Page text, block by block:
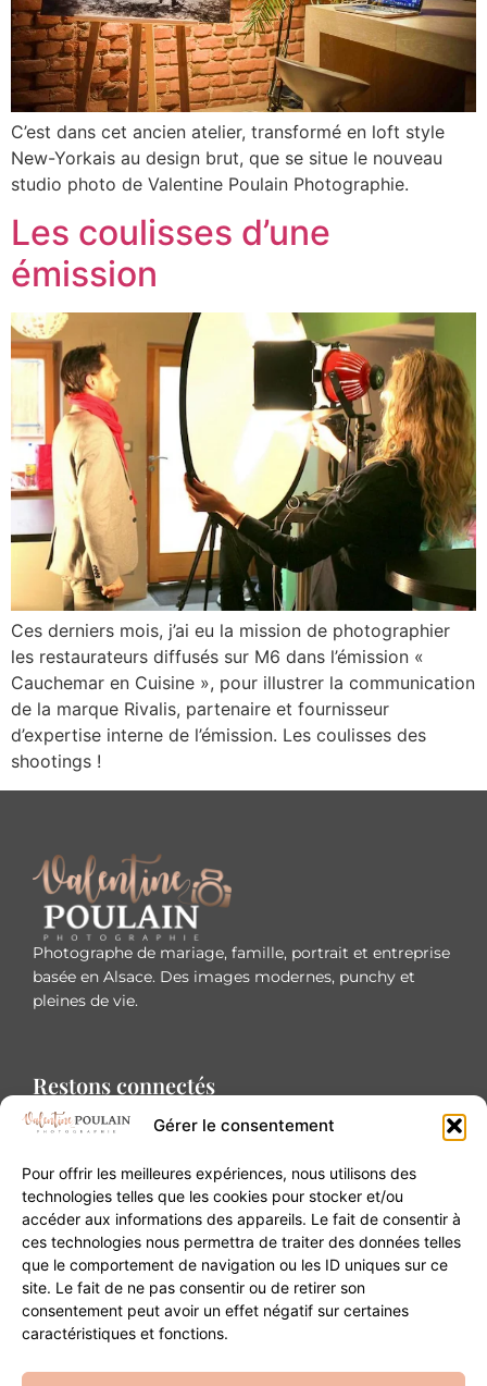
Gérer le consentement
Pour offrir les meilleures expériences, nous utilisons des
technologies telles que les cookies pour stocker et/ou
accéder aux informations des appareils. Le fait de consentir à
ces technologies nous permettra de traiter des données telles
que le comportement de navigation ou les ID uniques sur ce
site. Le fait de ne pas consentir ou de retirer son
consentement peut avoir un effet négatif sur certaines
caractéristiques et fonctions.
C’est dans cet ancien atelier, transformé en loft style
New-Yorkais au design brut, que se situe le nouveau
studio photo de Valentine Poulain Photographie.
Les coulisses d’une
émission
Ces derniers mois, j’ai eu la mission de photographier
les restaurateurs diffusés sur M6 dans l’émission «
Cauchemar en Cuisine », pour illustrer la communication
de la marque Rivalis, partenaire et fournisseur
d’expertise interne de l’émission. Les coulisses des
shootings !
Photographe de mariage, famille, portrait et entreprise
basée en Alsace. Des images modernes, punchy et
pleines de vie.
Restons connectés
Contact
20B Grand Rue 68180 Horbourg-Wihr
06 84 93 03 01
contact@valentinepoulain.com